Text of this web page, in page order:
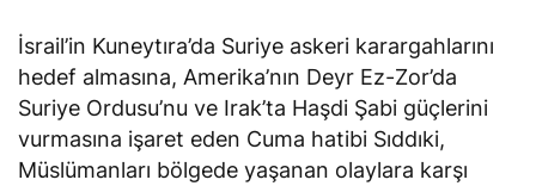
İsrail’in Kuneytıra’da Suriye askeri karargahlarını
hedef almasına, Amerika’nın Deyr Ez-Zor’da
Suriye Ordusu’nu ve Irak’ta Haşdi Şabi güçlerini
vurmasına işaret eden Cuma hatibi Sıddıki,
Müslümanları bölgede yaşanan olaylara karşı